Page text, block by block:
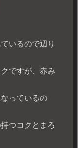
いるので辺り
ですが、赤み
っているの
つコクとまろ